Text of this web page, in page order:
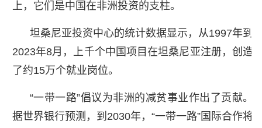
上，它们是中国在非洲投资的支柱。
坦桑尼亚投资中心的统计数据显示，从1997年到
2023年8月，上千个中国项目在坦桑尼亚注册，创造
了约15万个就业岗位。
“一带一路”倡议为非洲的减贫事业作出了贡献。
据世界银行预测，到2030年，“一带一路”国际合作将